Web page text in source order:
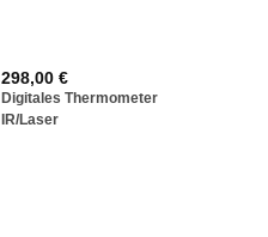
298,00 €
Digitales Thermometer
IR/Laser